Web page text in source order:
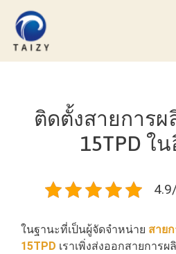
content
ติดตั้งสายการผ
15TPD ใ
ในฐานะที่เป็นผู้จัดจำหน่าย สาย
15TPD เราเพิ่งส่งออกสายการ